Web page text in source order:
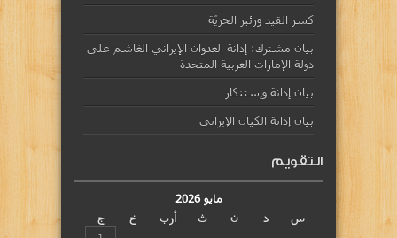
كسر القيد وزئير الحريّة
بيان مشترك: إدانة العدوان الإيراني الغاشم على
دولة الإمارات العربية المتحدة
بيان إدانة وإستنكار
بيان إدانة الكيان الإيراني
التقويم
مايو 2026
س
د ن ث أرب خ ج